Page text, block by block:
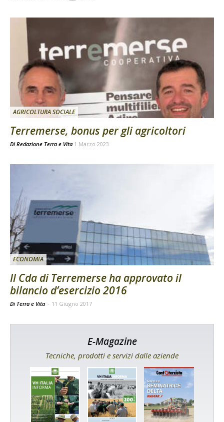
AGRICOLTURA SOCIALE
Terremerse, bonus per gli agricoltori
Di Redazione Terra e Vita 1 Marzo 2023
ECONOMIA
Il Cda di Terremerse ha approvato il
bilancio d’esercizio 2016
Di Terra e Vita - 11 Giugno 2017
E-Magazine
Tecniche, prodotti e servizi dalle aziende